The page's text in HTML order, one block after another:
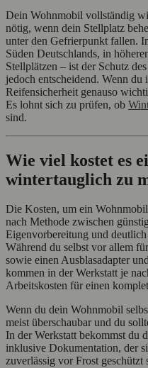
Dein Wohnmobil vollständig
nötig, wenn dein Stellplatz
unter den Gefrierpunkt fallen.
Süden Deutschlands, in
Stellplätzen – ist der Schutz
jedoch entscheidend. Wenn
Reifensicherheit genauso
Es lohnt sich zu prüfen, ob
sind.
Wie viel kostet es
wintertauglich zu
Die Kosten, um ein
nach Methode zwischen
Eigenvorbereitung und
Während du selbst vor allem
sowie einen Ausblasadapter
kommen in der Werkstatt je
Arbeitskosten für einen
Wenn du dein Wohnmobil
meist überschaubar und du
In der Werkstatt bekommst du
inklusive Dokumentation, der
zuverlässig vor Frost geschützt